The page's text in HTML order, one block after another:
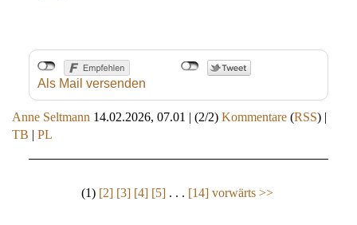
Als Mail versenden
Anne Seltmann 14.02.2026, 07.01 | (2/2) Kommentare (RSS) |
TB | PL
(1) [2] [3] [4] [5] . . . [14] vorwärts >>